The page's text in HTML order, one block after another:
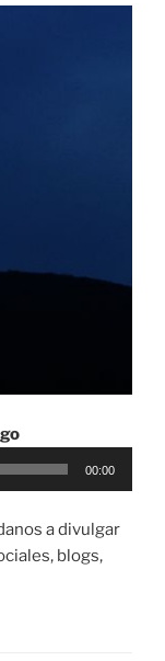
00:00
a divulgar
blogs,